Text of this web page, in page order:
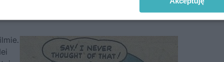
używała go bez wyjaśniania znaczenia.